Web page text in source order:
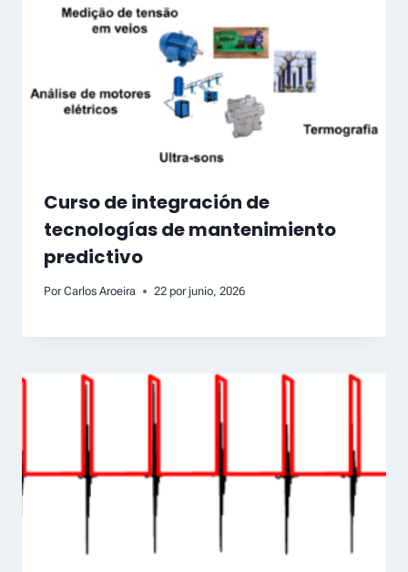
Curso de integración de
tecnologías de mantenimiento
predictivo
Por Carlos Aroeira 22 por junio, 2026